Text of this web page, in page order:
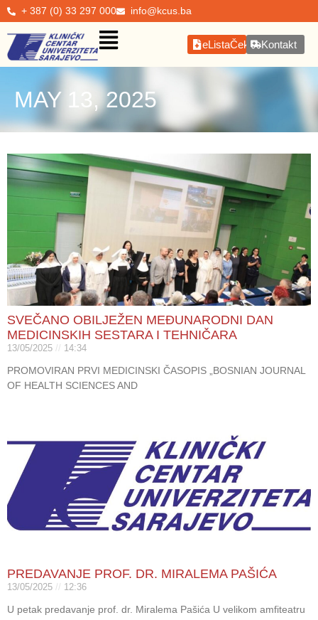
+ 387 (0) 33 297 000 info@kcus.ba
eListaČekanjaKontakt
MAY 13, 2025
SVEČANO OBILJEŽEN MEĐUNARODNI DAN
MEDICINSKIH SESTARA I TEHNIČARA
13/05/2025 14:34
PROMOVIRAN PRVI MEDICINSKI ČASOPIS „BOSNIAN JOURNAL
OF HEALTH SCIENCES AND
PREDAVANJE PROF. DR. MIRALEMA PAŠIĆA
13/05/2025 12:36
U petak predavanje prof. dr. Miralema Pašića U velikom amfiteatru